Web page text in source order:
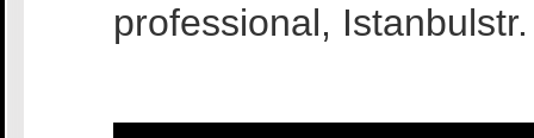
professional,